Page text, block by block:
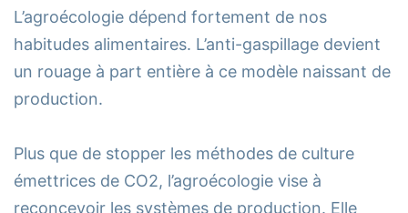
L’agroécologie dépend fortement de nos
habitudes alimentaires. L’anti-gaspillage devient
un rouage à part entière à ce modèle naissant de
production.
Plus que de stopper les méthodes de culture
émettrices de CO2, l’agroécologie vise à
reconcevoir les systèmes de production. Elle